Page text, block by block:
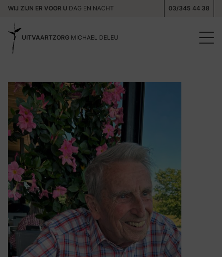
WIJ ZIJN ER VOOR U DAG EN NACHT 03/345 44 38
UITVAARTZORG MICHAEL DELEU